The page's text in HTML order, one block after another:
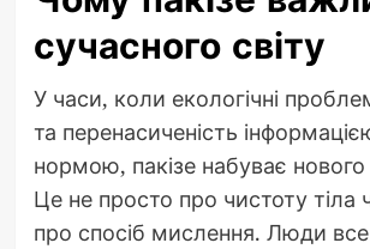
сучасного світу
У часи, коли екологічні
та перенасиченість
нормою, пакізе набуває нового
Це не просто про чистоту тіла
про спосіб мислення. Люди